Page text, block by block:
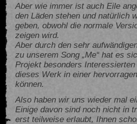
Aber wie immer ist auch Eile
den Läden stehen und natürlich
geben, obwohl die normale
zeigen wird.
Aber durch den sehr
zu unserem Song „Me“ hat es
Projekt besonders
dieses Werk in einer
können.
Also haben wir uns wieder mal
Einige davon sind noch nicht in
erst teilweise erlaubt, Ihnen